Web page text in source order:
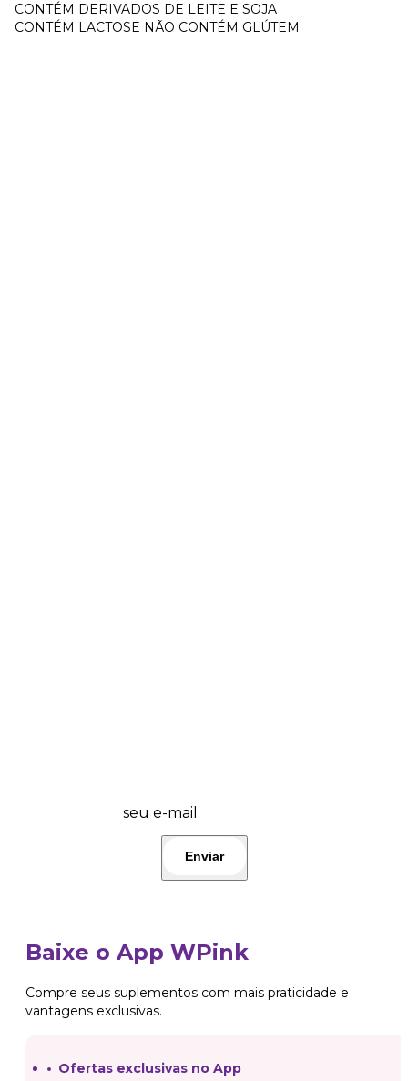
CONTÉM DERIVADOS DE LEITE E SOJA
CONTÉM LACTOSE NÃO CONTÉM GLÚTEM
seu e-mail
Baixe o App WPink
Compre seus suplementos com mais praticidade e
vantagens exclusivas.
Ofertas exclusivas no App